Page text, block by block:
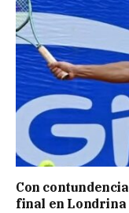
Con
final en Londrina